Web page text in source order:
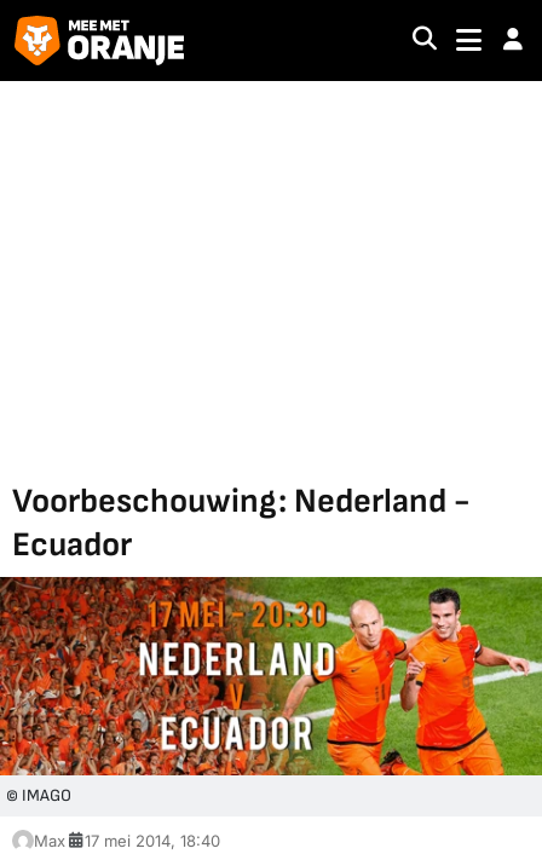
Voorbeschouwing: Nederland -
Ecuador
© IMAGO
Max 17 mei 2014, 18:40